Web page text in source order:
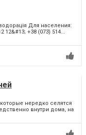
Для населения:
12&#13; +38 (073) 514...
нередко селятся
внутри дома, на